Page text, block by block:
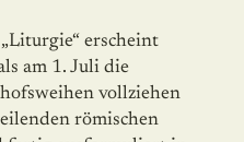
erscheint
am 1. Juli die
vollziehen
römi­schen